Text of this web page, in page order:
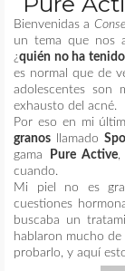
REMEDIOS
Bienvenidas a
un tema que nos
¿quién no ha
es normal que de
adolescentes son
exhausto del acné.
Por eso en mi
granos llamado
gama
Pure Active
cuando.
Mi piel no es
cuestiones
buscaba un
hablaron mucho
probarlo, y aquí